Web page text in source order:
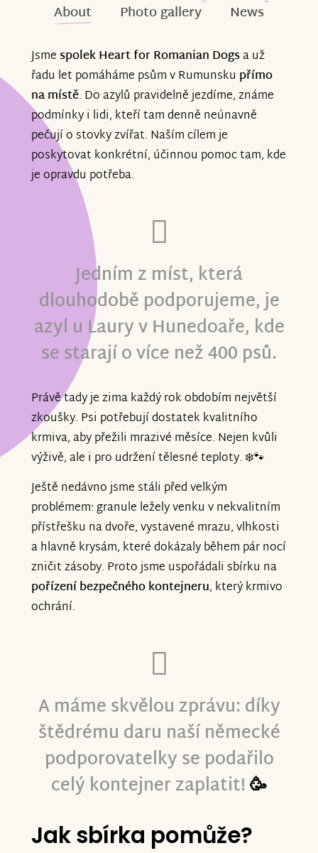
About Photo gallery News
Jsmespolek Heart for Romanian Dogsa už
řadu let pomáháme psům v Rumunsku přímo
na místě. Do azylů pravidelně jezdíme, známe
podmínky i lidi, kteří tam denně neúnavně
pečují o stovky zvířat. Naším cílem je
poskytovat konkrétní, účinnou pomoc tam, kde
je opravdu potřeba.
Jedním z míst, která
dlouhodobě podporujeme, je
azyl u Laury v Hunedoaře, kde
se starají o více než 400 psů.
Právě tady je zima každý rok obdobím největší
zkoušky. Psi potřebují dostatek kvalitního
krmiva, aby přežili mrazivé měsíce. Nejen kvůli
výživě, ale i pro udržení tělesné teploty. ❄️🐾
Ještě nedávno jsme stáli před velkým
problémem: granule ležely venku v nekvalitním
přístřešku na dvoře, vystavené mrazu, vlhkosti
a hlavně krysám, které dokázaly během pár nocí
zničit zásoby. Proto jsme uspořádali sbírku na
pořízení bezpečného kontejneru, který krmivo
ochrání.
A máme skvělou zprávu: díky
štědrému daru naší německé
podporovatelky se podařilo
celý kontejner zaplatit!🥳
Jak sbírka pomůže?